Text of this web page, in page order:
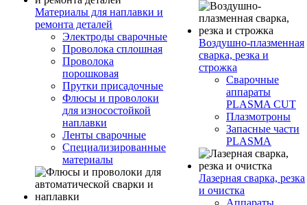
Материалы для наплавки и
ремонта деталей
Электроды сварочные
Проволока сплошная
Проволока
порошковая
Прутки присадочные
Флюсы и проволоки
для износостойкой
наплавки
Ленты сварочные
Специализированные
материалы
Воздушно-плазменная
сварка, резка и
строжка
Сварочные
аппараты
PLASMA CUT
Плазмотроны
Запасные части
PLASMA
Лазерная сварка, резка
и очистка
Аппараты